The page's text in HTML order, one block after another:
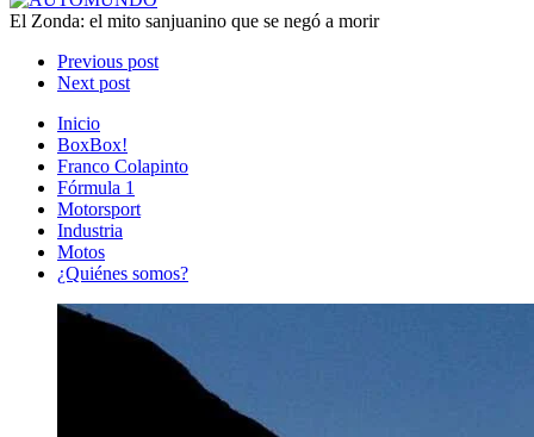
El Zonda: el mito sanjuanino que se negó a morir
Previous post
Next post
Inicio
BoxBox!
Franco Colapinto
Fórmula 1
Motorsport
Industria
Motos
¿Quiénes somos?